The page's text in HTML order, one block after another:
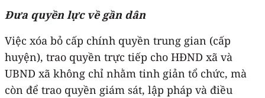
Đưa quyền lực về gần dân
Việc xóa bỏ cấp chính quyền trung gian (cấp
huyện), trao quyền trực tiếp cho HĐND xã và
UBND xã không chỉ nhằm tinh giản tổ chức, mà
còn để trao quyền giám sát, lập pháp và điều